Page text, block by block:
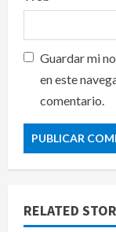
Guardar mi
en este
comentario.
RELATED